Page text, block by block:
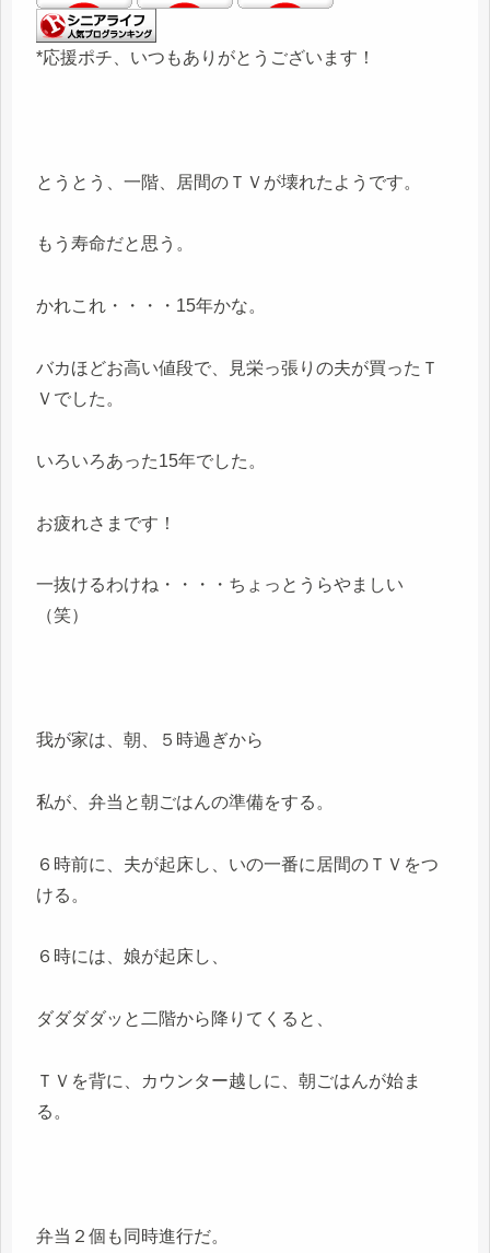
*応援ポチ、いつもありがとうございます！
とうとう、一階、居間のＴＶが壊れたようです。
もう寿命だと思う。
かれこれ・・・・15年かな。
バカほどお高い値段で、見栄っ張りの夫が買ったＴ
Ｖでした。
いろいろあった15年でした。
お疲れさまです！
一抜けるわけね・・・・ちょっとうらやましい
（笑）
我が家は、朝、５時過ぎから
私が、弁当と朝ごはんの準備をする。
６時前に、夫が起床し、いの一番に居間のＴＶをつ
ける。
６時には、娘が起床し、
ダダダダッと二階から降りてくると、
ＴＶを背に、カウンター越しに、朝ごはんが始ま
る。
弁当２個も同時進行だ。